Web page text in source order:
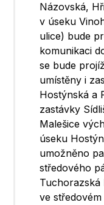
Názovská,
v úseku
ulice) bude
komunikaci
se bude
umístěny i
Hostýnská a
zastávky
Malešice
úseku
umožněno
středového
Tuchorazská
ve